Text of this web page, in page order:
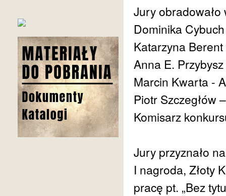
Jury obradowało
Dominika
Katarzyna
Anna E.
Marcin Kwarta -
Piotr Szczegłów
Komisarz
Jury przyznało
I nagroda, Złoty
pracę pt. „Bez